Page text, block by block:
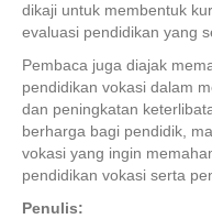
dikaji untuk membentuk
evaluasi pendidikan yang
Pembaca juga diajak
pendidikan vokasi dalam
dan peningkatan
berharga bagi pendidik,
vokasi yang ingin
pendidikan vokasi serta
Penulis: